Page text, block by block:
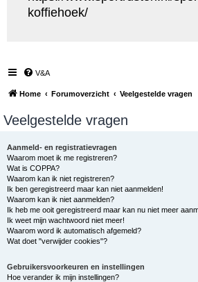
koffiehoek/
V&A
Home Forumoverzicht Veelgestelde vragen
Veelgestelde vragen
Aanmeld- en registratievragen
Waarom moet ik me registreren?
Wat is COPPA?
Waarom kan ik niet registreren?
Ik ben geregistreerd maar kan niet aanmelden!
Waarom kan ik niet aanmelden?
Ik heb me ooit geregistreerd maar kan nu niet meer
Ik weet mijn wachtwoord niet meer!
Waarom word ik automatisch afgemeld?
Wat doet "verwijder cookies"?
Gebruikersvoorkeuren en instellingen
Hoe verander ik mijn instellingen?